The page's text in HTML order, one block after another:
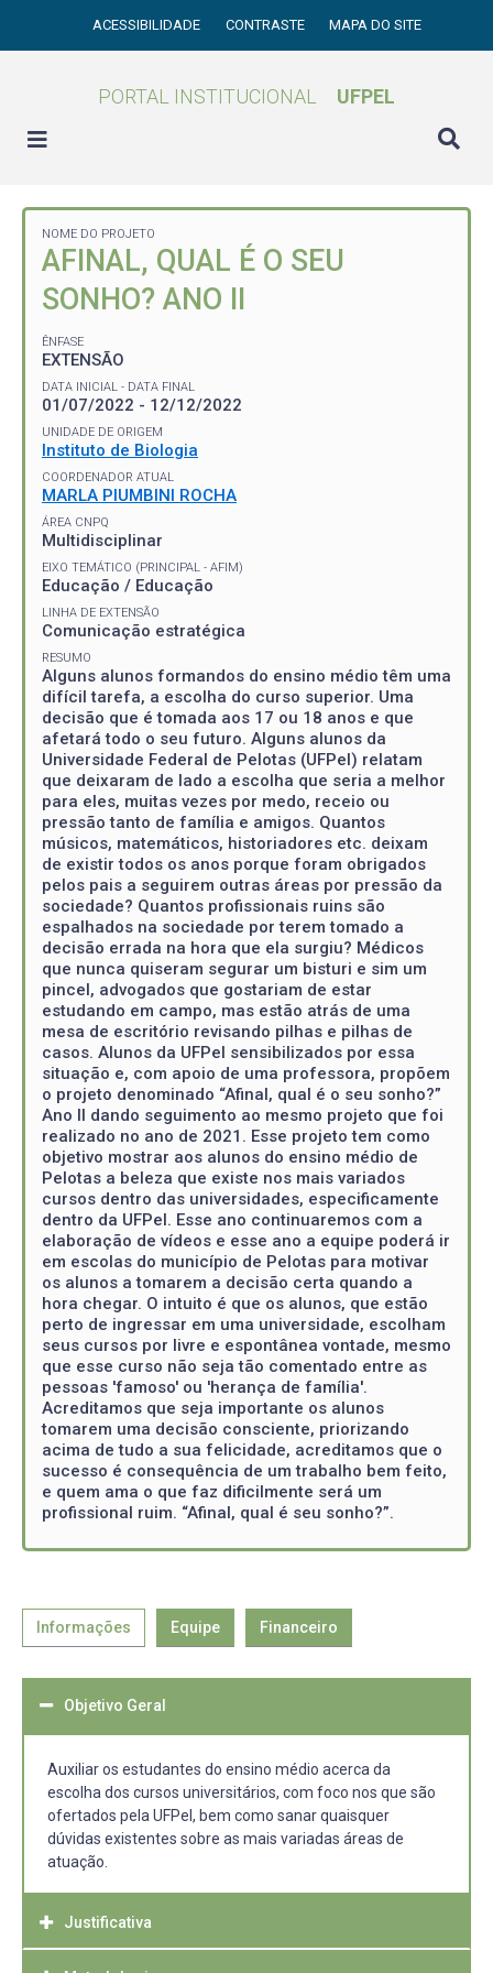
ACESSIBILIDADE CONTRASTE MAPA DO SITE
PORTAL INSTITUCIONAL UFPEL
NOME DO PROJETO
AFINAL, QUAL É O SEU
SONHO? ANO II
ÊNFASE
EXTENSÃO
DATA INICIAL - DATA FINAL
01/07/2022 - 12/12/2022
UNIDADE DE ORIGEM
Instituto de Biologia
COORDENADOR ATUAL
MARLA PIUMBINI ROCHA
ÁREA CNPQ
Multidisciplinar
EIXO TEMÁTICO (PRINCIPAL - AFIM)
Educação / Educação
LINHA DE EXTENSÃO
Comunicação estratégica
RESUMO
Alguns alunos formandos do ensino médio têm uma
difícil tarefa, a escolha do curso superior. Uma
decisão que é tomada aos 17 ou 18 anos e que
afetará todo o seu futuro. Alguns alunos da
Universidade Federal de Pelotas (UFPel) relatam
que deixaram de lado a escolha que seria a melhor
para eles, muitas vezes por medo, receio ou
pressão tanto de família e amigos. Quantos
músicos, matemáticos, historiadores etc. deixam
de existir todos os anos porque foram obrigados
pelos pais a seguirem outras áreas por pressão da
sociedade? Quantos profissionais ruins são
espalhados na sociedade por terem tomado a
decisão errada na hora que ela surgiu? Médicos
que nunca quiseram segurar um bisturi e sim um
pincel, advogados que gostariam de estar
estudando em campo, mas estão atrás de uma
mesa de escritório revisando pilhas e pilhas de
casos. Alunos da UFPel sensibilizados por essa
situação e, com apoio de uma professora, propõem
o projeto denominado “Afinal, qual é o seu sonho?”
Ano II dando seguimento ao mesmo projeto que foi
realizado no ano de 2021. Esse projeto tem como
objetivo mostrar aos alunos do ensino médio de
Pelotas a beleza que existe nos mais variados
cursos dentro das universidades, especificamente
dentro da UFPel. Esse ano continuaremos com a
elaboração de vídeos e esse ano a equipe poderá ir
em escolas do município de Pelotas para motivar
os alunos a tomarem a decisão certa quando a
hora chegar. O intuito é que os alunos, que estão
perto de ingressar em uma universidade, escolham
seus cursos por livre e espontânea vontade, mesmo
que esse curso não seja tão comentado entre as
pessoas 'famoso' ou 'herança de família'.
Acreditamos que seja importante os alunos
tomarem uma decisão consciente, priorizando
acima de tudo a sua felicidade, acreditamos que o
sucesso é consequência de um trabalho bem feito,
e quem ama o que faz dificilmente será um
profissional ruim. “Afinal, qual é seu sonho?”.
Informações Equipe Financeiro
Objetivo Geral
Auxiliar os estudantes do ensino médio acerca da
escolha dos cursos universitários, com foco nos que são
ofertados pela UFPel, bem como sanar quaisquer
dúvidas existentes sobre as mais variadas áreas de
atuação.
Justificativa